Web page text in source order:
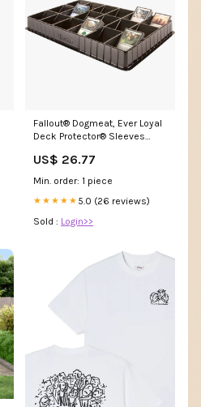
Fallout® Dogmeat, Ever Loyal
Deck Protector® Sleeves
Gathering
US$ 26.77
Min. order: 1 piece
★★★★★ 5.0 (26 reviews)
Sold : Login>>